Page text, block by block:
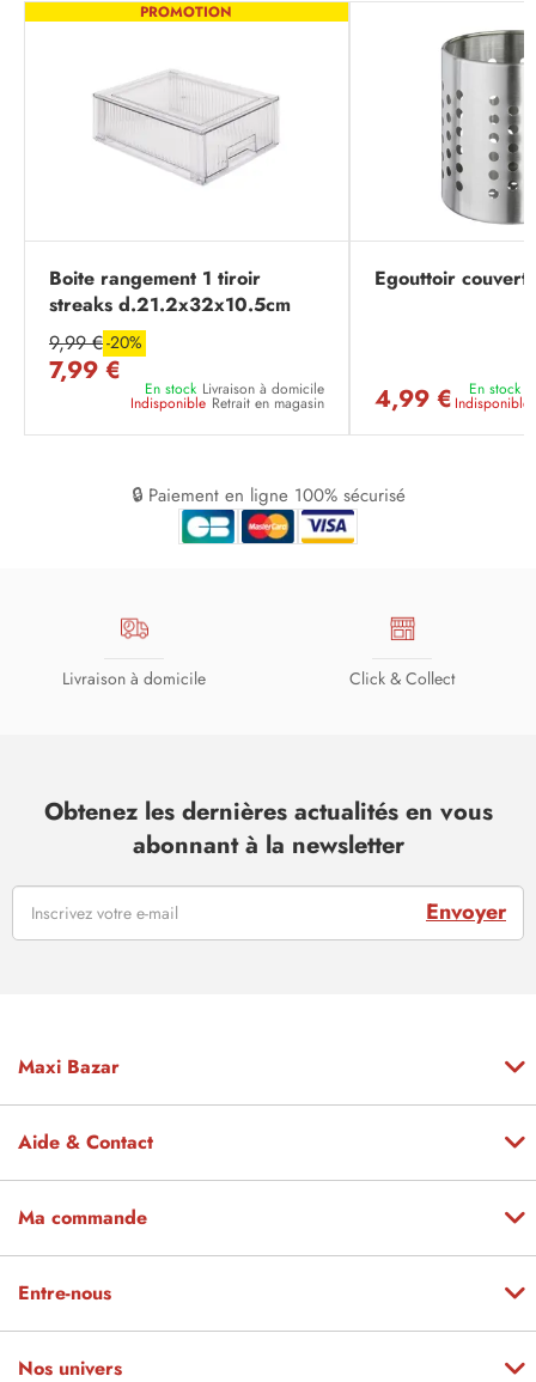
PROMOTION
Boite rangement 1 tiroir
streaks d.21.2x32x10.5cm
9,99 €-20%
7,99 €
En stock Livraison à domicile
Indisponible Retrait en magasin
Egouttoir couvert
4,99 € En stock
Indisponible
🔒 Paiement en ligne 100% sécurisé
Livraison à domicile Click & Collect
Obtenez les dernières actualités en vous
abonnant à la newsletter
Envoyer
Maxi Bazar
Aide & Contact
Ma commande
Entre-nous
Nos univers